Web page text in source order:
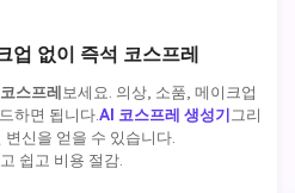
업 없이 즉석 코스프레
스프레 보세요. 의상, 소품, 메이크업
하면 됩니다.AI 코스프레 생성기 그리
변신을 얻을 수 있습니다.
쉽고 비용 절감.